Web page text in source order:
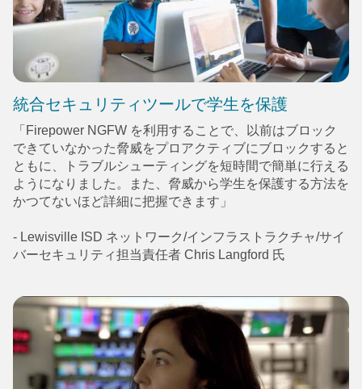
統合セキュリティツールで学生を保護
「Firepower NGFW を利用することで、以前はブロック
できていなかった脅威をプロアクティブにブロックすると
ともに、トラブルシューティングを短時間で簡単に行える
ようになりました。また、脅威から学生を保護する方法を
かつてないほど詳細に把握できます」
- Lewisville ISD ネットワーク/インフラストラクチャ/サイ
バーセキュリティ担当責任者 Chris Langford 氏